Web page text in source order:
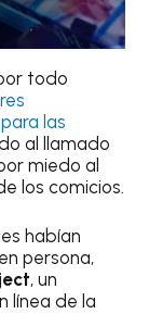
todo
las
al llamado
miedo al
los comicios.
habían
persona,
, un
línea de la